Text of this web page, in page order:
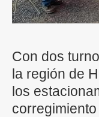
Con dos
la región de
los